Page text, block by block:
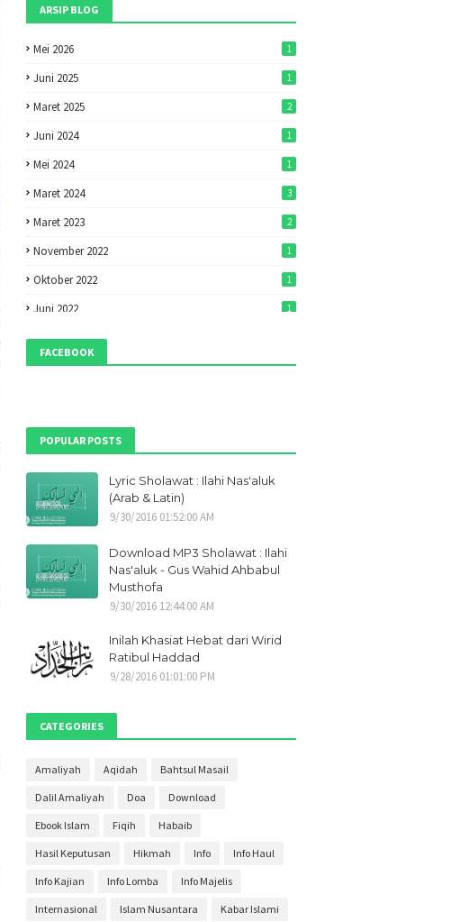
ARSIP BLOG
Mei 2026 1
Juni 2025 1
Maret 2025 2
Juni 2024 1
Mei 2024 1
Maret 2024 3
Maret 2023 2
November 2022 1
Oktober 2022 1
Juni 2022 1
Mei 2022
April 2022 7
Februari 2022
Desember 2021 1
Oktober 2021
September 2021
April 2021
Maret 2021
Desember 2020
Oktober 2020
September 2020 3
Agustus 2020
Juli 2020
Juni 2020
Mei 2020
April 2020
Maret 2020
FACEBOOK
POPULAR POSTS
Lyric Sholawat : Ilahi Nas'aluk
(Arab & Latin)
9/30/2016 01:52:00 AM
Download MP3 Sholawat : Ilahi
Nas'aluk - Gus Wahid Ahbabul
Musthofa
9/30/2016 12:44:00 AM
Inilah Khasiat Hebat dari Wirid
Ratibul Haddad
9/28/2016 01:01:00 PM
CATEGORIES
Amaliyah Aqidah Bahtsul Masail
Dalil Amaliyah Doa Download
Ebook Islam Fiqih Habaib
Hasil Keputusan Hikmah Info Info Haul
Info Kajian Info Lomba Info Majelis
Internasional Islam Nusantara Kabar Islami